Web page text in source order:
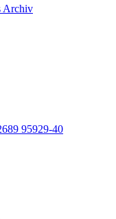
Archiv
95929-40